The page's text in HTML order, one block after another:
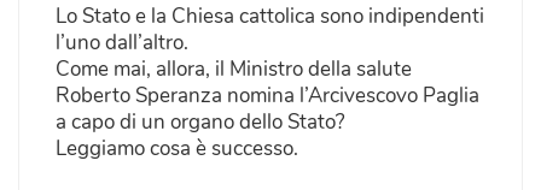
Lo Stato e la Chiesa cattolica sono indipendenti
l’uno dall’altro.
Come mai, allora, il Ministro della salute
Roberto Speranza nomina l’Arcivescovo Paglia
a capo di un organo dello Stato?
Leggiamo cosa è successo.